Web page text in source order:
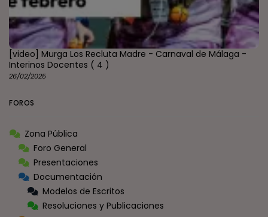
[video] Murga Los Recluta Madre - Carnaval de Málaga -
Interinos Docentes ( 4 )
26/02/2025
FOROS
Zona Pública
Foro General
Presentaciones
Documentación
Modelos de Escritos
Resoluciones y Publicaciones